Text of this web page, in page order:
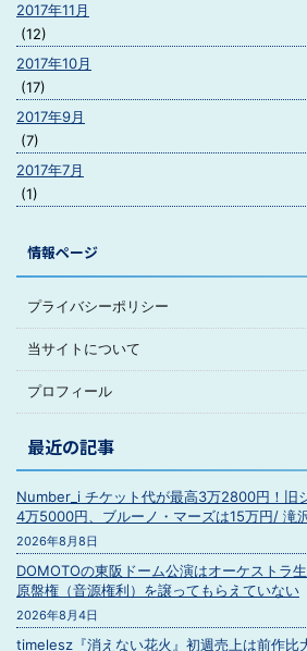
2017年11月
(12)
2017年10月
(17)
2017年9月
(7)
2017年7月
(1)
情報ページ
プライバシーポリシー
当サイトについて
プロフィール
最近の記事
Number_i チケット代が最高3万2800円！旧
4万5000円、ブルーノ・マーズは15万円/ 滝
2026年8月8日
DOMOTOの東阪ドーム公演はオーケストラ
原盤権（音源権利）を譲ってもらえていない
2026年8月4日
timelesz『消えない花火』初週売上は前作比